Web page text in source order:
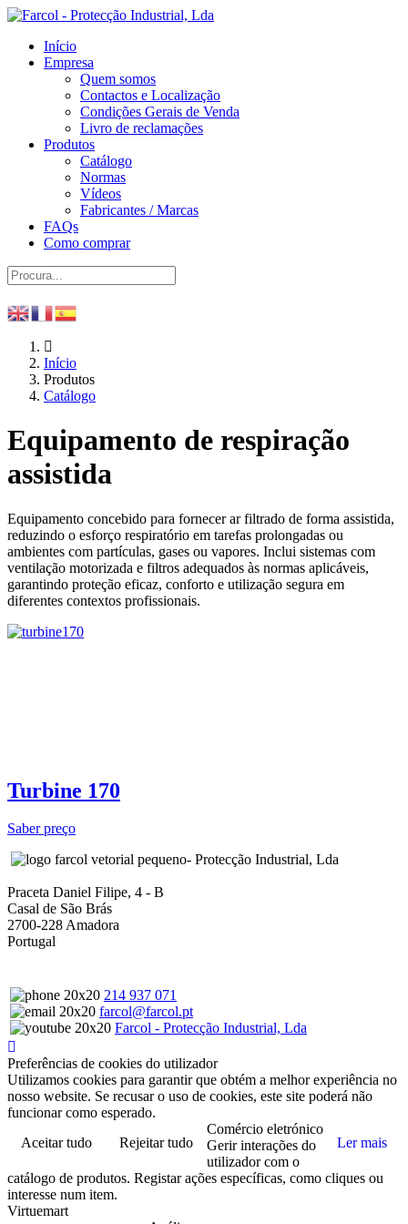
Início
Empresa
Quem somos
Contactos e Localização
Condições Gerais de Venda
Livro de reclamações
Produtos
Catálogo
Normas
Vídeos
Fabricantes / Marcas
FAQs
Como comprar
Início
Produtos
Catálogo
Equipamento de respiração
assistida
Equipamento concebido para fornecer ar filtrado de forma assistida,
reduzindo o esforço respiratório em tarefas prolongadas ou
ambientes com partículas, gases ou vapores. Inclui sistemas com
ventilação motorizada e filtros adequados às normas aplicáveis,
garantindo proteção eficaz, conforto e utilização segura em
diferentes contextos profissionais.
Turbine 170
Saber preço
- Protecção Industrial, Lda
Praceta Daniel Filipe, 4 - B
Casal de São Brás
2700-228 Amadora
Portugal
214 937 071
farcol@farcol.pt
Farcol - Protecção Industrial, Lda
Preferências de cookies do utilizador
Utilizamos cookies para garantir que obtém a melhor experiência no
nosso website. Se recusar o uso de cookies, este site poderá não
funcionar como esperado.
Aceitar tudo
Rejeitar tudo Ler mais
Comércio eletrónico
Gerir interações do
utilizador com o
catálogo de produtos. Registar ações específicas, como cliques ou
interesse num item.
Virtuemart